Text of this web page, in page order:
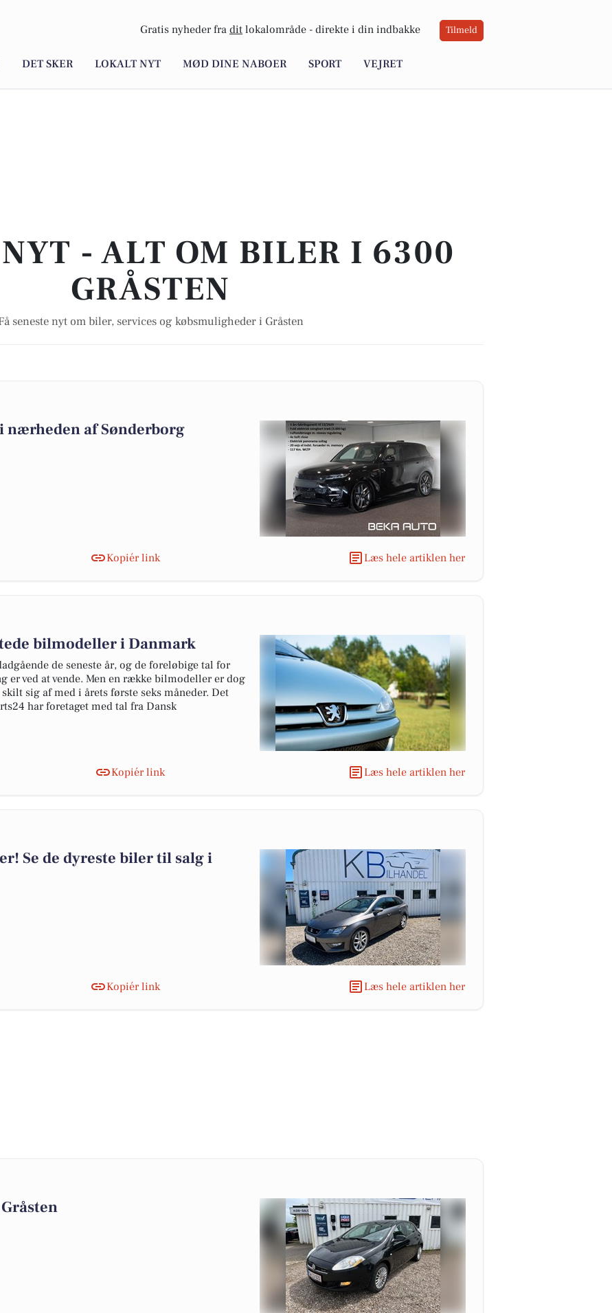
Gratis nyheder fra dit lokalområde - direkte i din indbakke Tilmeld
DET SKER LOKALT NYT MØD DINE NABOER SPORT VEJRET
NYT - ALT OM BILER I 6300
GRÅSTEN
seneste nyt om biler, services og købsmuligheder i Gråsten
nærheden af Sønderborg
Kopiér link Læs hele artiklen her
bilmodeller i Danmark
de seneste år, og de foreløbige tal for
er ved at vende. Men en række bilmodeller er dog
sig af med i årets første seks måneder. Det
har foretaget med tal fra Dansk
Kopiér link Læs hele artiklen her
Se de dyreste biler til salg i
Kopiér link Læs hele artiklen her